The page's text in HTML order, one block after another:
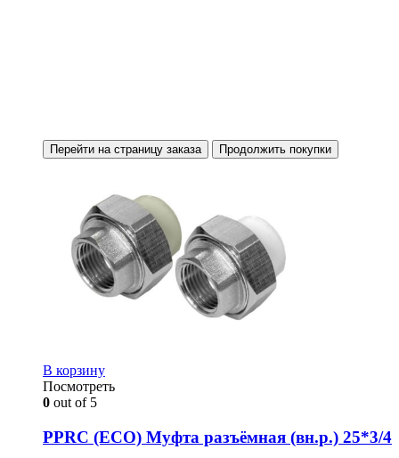
Перейти на страницу заказа Продолжить покупки
В корзину
Посмотреть
0 out of 5
PPRC (ECO) Муфта разъёмная (вн.р.) 25*3/4